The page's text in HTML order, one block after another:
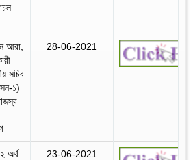
আরা,
সচিব
১)
28-06-2021
অর্থ
23-06-2021